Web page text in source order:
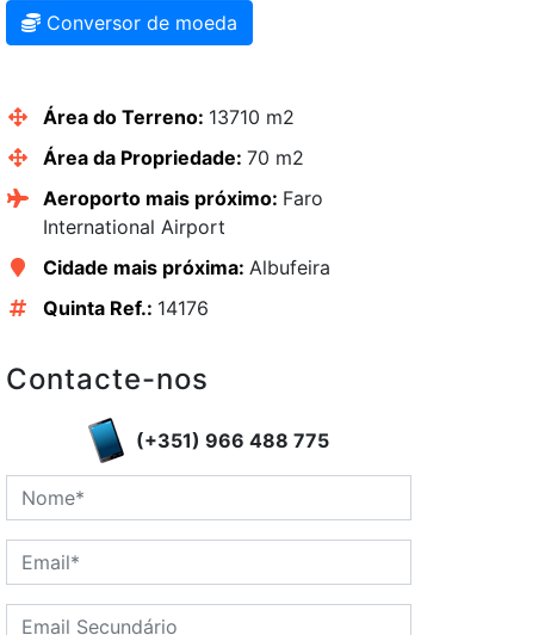
Conversor de moeda
Área do Terreno: 13710 m2
Área da Propriedade: 70 m2
Aeroporto mais próximo: Faro
International Airport
Cidade mais próxima: Albufeira
Quinta Ref.: 14176
Contacte-nos
(+351) 966 488 775